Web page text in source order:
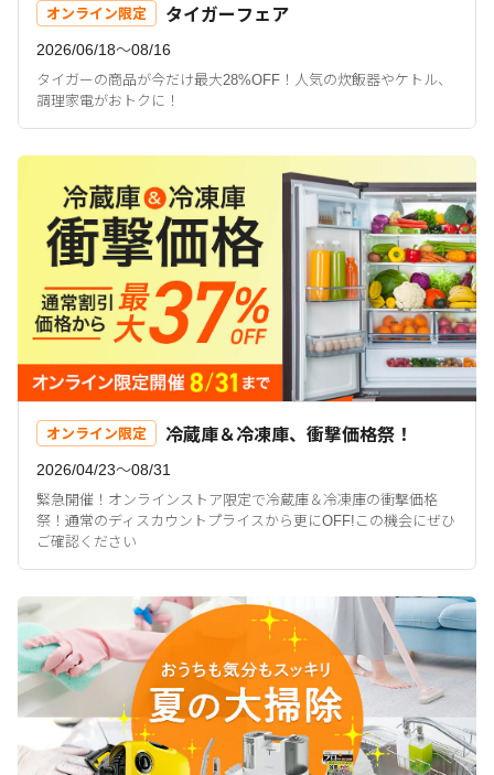
オンライン限定 タイガーフェア
2026/06/18〜08/16
タイガーの商品が今だけ最大28%OFF！人気の炊飯器やケトル、
調理家電がおトクに！
オンライン限定 冷蔵庫＆冷凍庫、衝撃価格祭！
2026/04/23〜08/31
緊急開催！オンラインストア限定で冷蔵庫＆冷凍庫の衝撃価格
祭！通常のディスカウントプライスから更にOFF!この機会にぜひ
ご確認ください